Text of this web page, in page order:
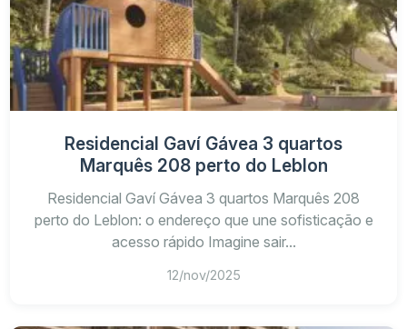
Residencial Gaví Gávea 3 quartos
Marquês 208 perto do Leblon
Residencial Gaví Gávea 3 quartos Marquês 208
perto do Leblon: o endereço que une sofisticação e
acesso rápido Imagine sair...
12/nov/2025